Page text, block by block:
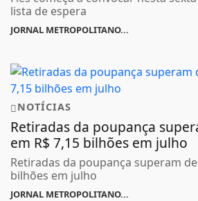
lista de espera
JORNAL METROPOLITANO...
NOTÍCIAS
Retiradas da poupança
em R$ 7,15 bilhões em julho
Retiradas da poupança superam
bilhões em julho
JORNAL METROPOLITANO...